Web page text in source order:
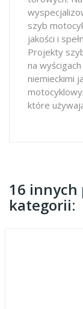
szyb
jakości i
Projekty
na
niemieckimi
które
16
kategorii: